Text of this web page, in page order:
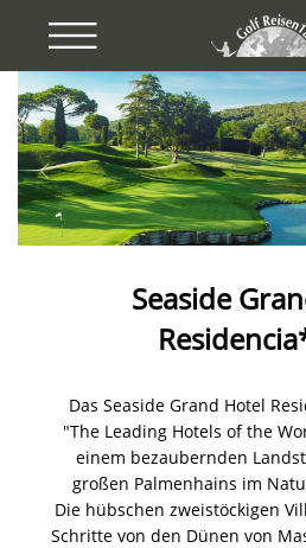
Previous
Seaside
Das Seaside Grand Hotel
"The Leading Hotels of the
einem bezaubernden
großen Palmenhains im
Die hübschen zweistöckigen
Schritte von den Dünen von